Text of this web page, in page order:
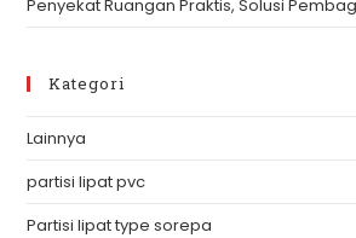
Penyekat Ruangan Praktis, Solusi
Kategori
Lainnya
partisi lipat pvc
Partisi lipat type sorepa